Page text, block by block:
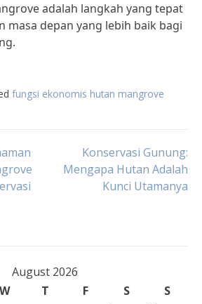
adalah langkah yang tepat
masa depan yang lebih baik bagi
fungsi ekonomis hutan mangrove
Konservasi Gunung:
Mengapa Hutan Adalah
Kunci Utamanya
August 2026
W T F S
S